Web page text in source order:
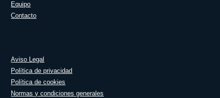
Equipo
Contacto
Aviso Legal
Política de privacidad
Política de cookies
Normas y condiciones generales